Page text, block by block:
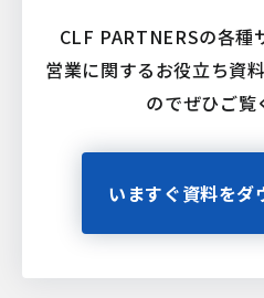
CLF PARTNERSの各種
営業に関するお役立ち資
のでぜひご覧
いますぐ資料をダ